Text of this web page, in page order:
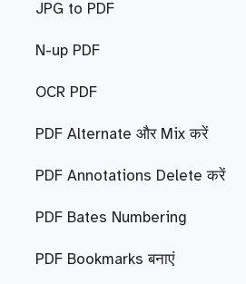
JPG to PDF
N-up PDF
OCR PDF
PDF Alternate और Mix करें
PDF Annotations Delete करें
PDF Bates Numbering
PDF Bookmarks बनाएं